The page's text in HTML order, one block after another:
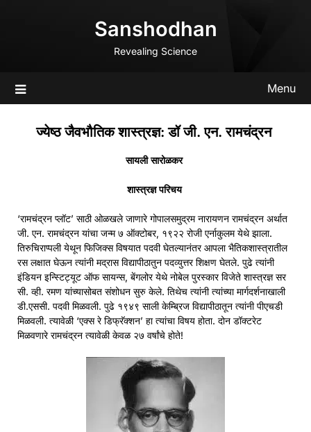
Sanshodhan
Revealing Science
Menu
ज्येष्ठ जैवभौतिक शास्त्रज्ञ: डॉ जी. एन. रामचंद्रन
सायली सारोळकर
शास्त्रज्ञ परिचय
‘रामचंद्रन प्लॉट’ साठी ओळखले जाणारे गोपालसमुद्रम नारायणन रामचंद्रन अर्थात
जी. एन. रामचंद्रन यांचा जन्म ७ ऑक्टोबर, १९२२ रोजी एर्नाकुलम येथे झाला.
तिरुचिराप्पली येथून फिजिक्स विषयात पदवी घेतल्यानंतर आपला भैतिकशास्त्रातील
रस लक्षात घेऊन त्यांनी मद्रास विद्यापीठातुन पदव्युत्तर शिक्षण घेतले. पुढे त्यांनी
इंडियन इन्स्टिट्यूट ऑफ सायन्स, बेंगलोर येथे नोबेल पुरस्कार विजेते शास्त्रज्ञ सर
सी. व्ही. रमण यांच्यासोबत संशोधन सुरु केले. तिथेच त्यांनी त्यांच्या मार्गदर्शनाखाली
डी.एससी. पदवी मिळवली. पुढे १९४९ साली केम्ब्रिज विद्यापीठातून त्यांनी पीएचडी
मिळवली. त्यावेळी ‘एक्स रे डिफ्रॅक्शन’ हा त्यांचा विषय होता. दोन डॉक्टरेट
मिळवणारे रामचंद्रन त्यावेळी केवळ २७ वर्षांचे होते!